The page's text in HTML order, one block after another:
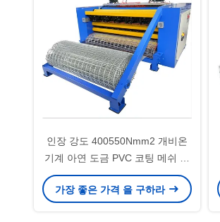
인장 강도 400550Nmm2 개비온
기계 아연 도금 PVC 코팅 메쉬 크
기 100x120mm 와이어 메쉬 제조
장비
가장 좋은 가격 을 구하라